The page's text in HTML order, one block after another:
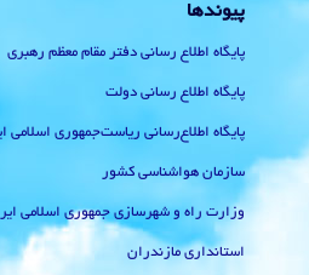
پیوندها
پایگاه اطلاع رسانی دفتر مقام معظم رهبری
پایگاه اطلاع رسانی دولت
پایگاه اطلاع‌رسانی ریاست‌جمهوری اسلامی
سازمان هواشناسی کشور
وزارت راه و شهرسازی جمهوری اسلامی
استانداری مازندران